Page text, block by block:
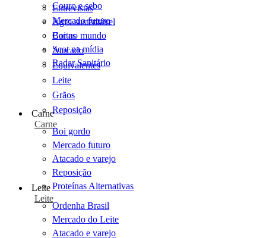
Entrevistas
Agro sustentável
Cartas
Scot na mídia
Radar Sanitário
Couro e sebo
Mercado futuro
Boi no mundo
Atacado
Equivalentes
Leite
Grãos
Reposição
Carne
Carne
Boi gordo
Mercado futuro
Atacado e varejo
Reposição
Proteínas Alternativas
Leite
Leite
Ordenha Brasil
Mercado do Leite
Atacado e varejo